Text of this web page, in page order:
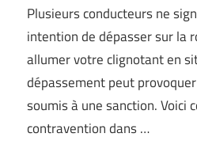
Plusieurs conducteurs ne
intention de dépasser sur la
allumer votre clignotant en
dépassement peut
soumis à une sanction. Voici
contravention dans …